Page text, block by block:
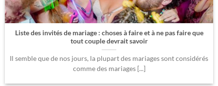
Liste des invités de mariage : choses à faire et à ne pas faire que
tout couple devrait savoir
Il semble que de nos jours, la plupart des mariages sont considérés
comme des mariages [...]